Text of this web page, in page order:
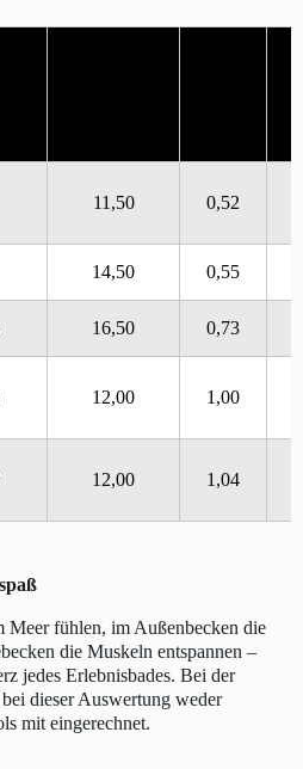
11,50 0,52
14,50 0,55
16,50 0,73
12,00 1,00
12,00 1,04
Meer fühlen, im Außenbecken die
die Muskeln entspannen –
jedes Erlebnisbades. Bei der
dieser Auswertung weder
mit eingerechnet.